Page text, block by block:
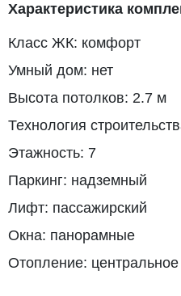
Характеристика
Класс ЖК: комфорт
Умный дом: нет
Высота потолков: 2.7 м
Технология
Этажность: 7
Паркинг: надземный
Лифт: пассажирский
Окна: панорамные
Отопление: центральное